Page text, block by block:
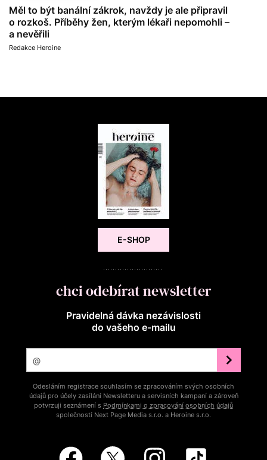
Měl to být banální zákrok, navždy je ale připravil
o rozkoš. Příběhy žen, kterým lékaři nepomohli –
a nevěřili
Redakce Heroine
E-SHOP
chci odebírat newsletter
Pravidelná dávka nezávislosti
do vašeho e‑mailu
Odesláním registrace souhlasím se zpracováním svých osobních
údajů pro účely zasílání Newsletteru a servisních kampaní a zároveň
potvrzuji seznámení s Podmínkami o zpracování osobních údajů
společností Next Page Media s.r.o. a Heroine s.r.o.